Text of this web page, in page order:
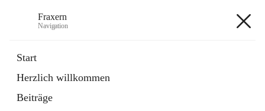
Fraxern
Navigation
Start
Herzlich willkommen
Beiträge
Ordner
in